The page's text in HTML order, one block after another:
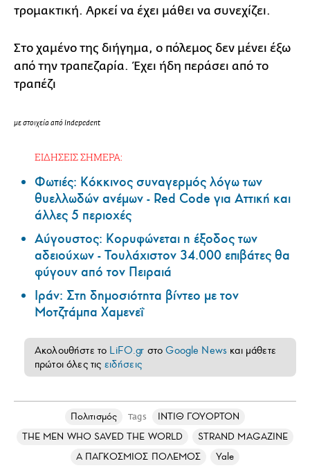
τρομακτική. Αρκεί να έχει μάθει να συνεχίζει.
Στο χαμένο της διήγημα, ο πόλεμος δεν μένει έξω
από την τραπεζαρία. Έχει ήδη περάσει από το
τραπέζι
με στοιχεία από Ιndepedent
ΕΙΔΗΣΕΙΣ ΣΗΜΕΡΑ:
Φωτιές: Κόκκινος συναγερμός λόγω των
θυελλωδών ανέμων - Red Code για Αττική και
άλλες 5 περιοχές
Αύγουστος: Κορυφώνεται η έξοδος των
αδειούχων - Τουλάχιστον 34.000 επιβάτες θα
φύγουν από τον Πειραιά
Ιράν: Στη δημοσιότητα βίντεο με τον
Μοτζτάμπα Χαμενεΐ
Ακολουθήστε το LiFO.gr στοGoogle News και μάθετε
πρώτοι όλες τις ειδήσεις
Πολιτισμός Tags
ΙΝΤΙΘ ΓΟΥΟΡΤΟΝ
THE MEN WHO SAVED THE WORLD
STRAND MAGAZINE
Α ΠΑΓΚΟΣΜΙΟΣ ΠΟΛΕΜΟΣ
Yale